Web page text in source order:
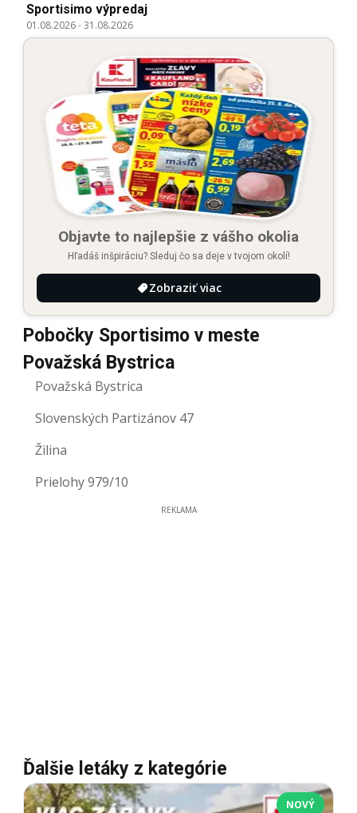
Sportisimo výpredaj
01.08.2026-31.08.2026
Objavte to najlepšie z vášho okolia
Hľadáš inšpiráciu? Sleduj čo sa deje v tvojom okolí!
Zobraziť viac
Pobočky Sportisimo v meste
Považská Bystrica
Považská Bystrica
Slovenských Partizánov 47
Žilina
Prielohy 979/10
REKLAMA
Ďalšie letáky z kategórie
NOVÝ